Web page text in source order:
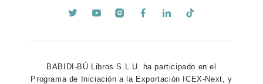
BABIDI-BÚ Libros S.L.U. ha participado en el
Programa de Iniciación a la Exportación ICEX-Next, y